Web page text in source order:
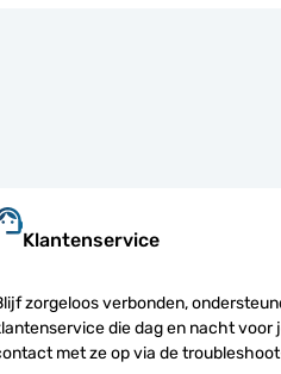
Klantenservice
zorgeloos verbonden,
die dag en nacht voor
met ze op via de